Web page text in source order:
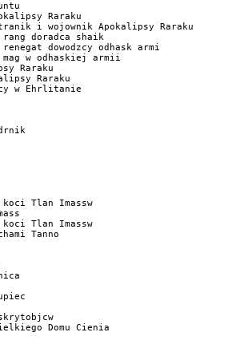
Raraku
i wojownik Apokalipsy Raraku
doradca shaik
dowodzcy odhask armi
w odhaskiej armii
Raraku
Raraku
w Ehrlitanie
Tlan Imassw
Tlan Imassw
Tanno
Domu Cienia